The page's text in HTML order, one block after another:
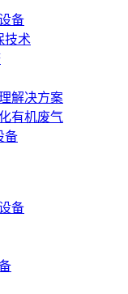
备
技术
解决方案
有机废气
备
备